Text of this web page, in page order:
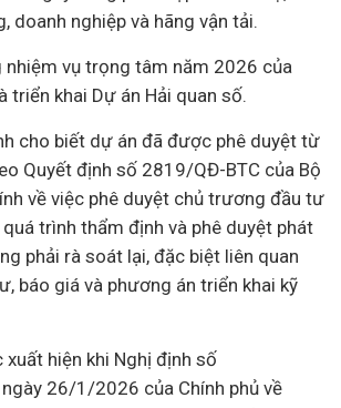
doanh nghiệp và hãng vận tải.
vụ trọng tâm năm 2026 của
triển khai Dự án Hải quan số.
cho biết dự án đã được phê duyệt từ
Quyết định số 2819/QĐ-BTC của Bộ
về việc phê duyệt chủ trương đầu tư
quá trình thẩm định và phê duyệt phát
phải rà soát lại, đặc biệt liên quan
báo giá và phương án triển khai kỹ
xuất hiện khi Nghị định số
26/1/2026 của Chính phủ về